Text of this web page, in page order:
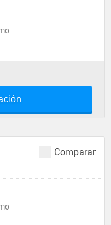
Comparar